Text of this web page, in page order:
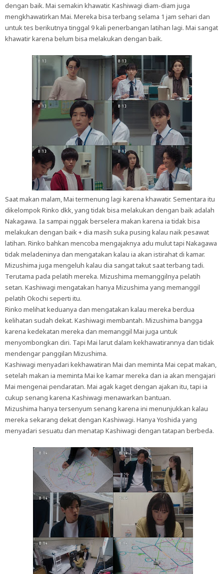
dengan baik. Mai semakin khawatir. Kashiwagi diam-diam juga
mengkhawatirkan Mai. Mereka bisa terbang selama 1 jam sehari dan
untuk tes berikutnya tinggal 9 kali penerbangan latihan lagi. Mai sangat
khawatir karena belum bisa melakukan dengan baik.
Saat makan malam, Mai termenung lagi karena khawatir. Sementara itu
dikelompok Rinko dkk, yang tidak bisa melakukan dengan baik adalah
Nakagawa. Ia sampai nggak berselera makan karena ia tidak bisa
melakukan dengan baik + dia masih suka pusing kalau naik pesawat
latihan. Rinko bahkan mencoba mengajaknya adu mulut tapi Nakagawa
tidak meladeninya dan mengatakan kalau ia akan istirahat di kamar.
Mizushima juga mengeluh kalau dia sangat takut saat terbang tadi.
Terutama pada pelatih mereka. Mizushima memanggilnya pelatih
setan. Kashiwagi mengatakan hanya Mizushima yang memanggil
pelatih Okochi seperti itu.
Rinko melihat keduanya dan mengatakan kalau mereka berdua
kelihatan sudah dekat. Kashiwagi membantah. Mizushima bangga
karena kedekatan mereka dan memanggil Mai juga untuk
menyombongkan diri. Tapi Mai larut dalam kekhawatirannya dan tidak
mendengar panggilan Mizushima.
Kashiwagi menyadari kekhawatiran Mai dan meminta Mai cepat makan,
setelah makan ia meminta Mai ke kamar mereka dan ia akan mengajari
Mai mengenai pendaratan. Mai agak kaget dengan ajakan itu, tapi ia
cukup senang karena Kashiwagi menawarkan bantuan.
Mizushima hanya tersenyum senang karena ini menunjukkan kalau
mereka sekarang dekat dengan Kashiwagi. Hanya Yoshida yang
menyadari sesuatu dan menatap Kashiwagi dengan tatapan berbeda.